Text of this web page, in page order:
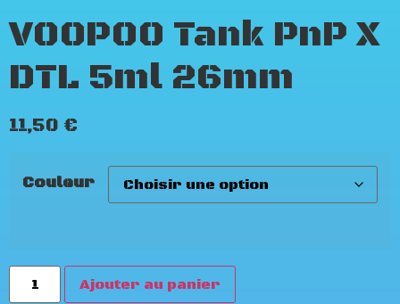
VOOPOO Tank PnP X
DTL 5ml 26mm
11,50 €
Couleur
Ajouter au panier